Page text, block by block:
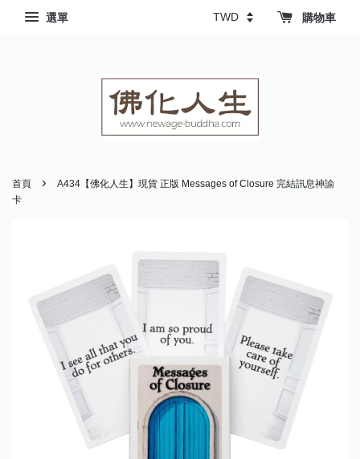
選單 購物車
首頁 ›
A434【佛化人生】現貨 正版 Messages of Closure 完結訊息神諭
卡